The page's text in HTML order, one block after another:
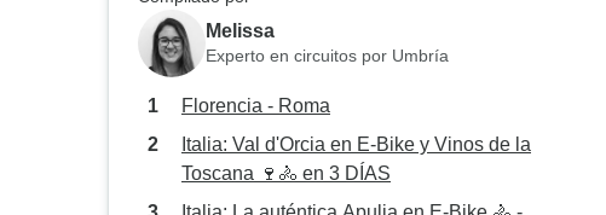
Melissa
Experto en circuitos por Umbría
Florencia - Roma
Italia: Val d'Orcia en E-Bike y Vinos de la
Toscana 🍷🚴 en 3 DÍAS